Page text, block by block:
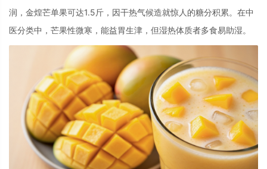
润，金煌芒单果可达1.5斤，因干热气候造就惊人的糖分积累。在中
医分类中，芒果性微寒，能益胃生津，但湿热体质者多食易助湿。